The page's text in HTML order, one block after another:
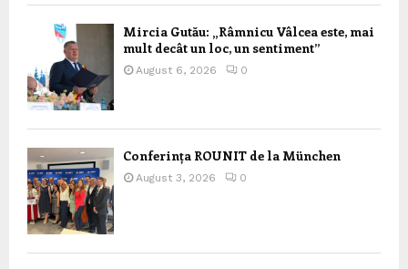
Mircia Gutău: „Râmnicu Vâlcea este, mai
mult decât un loc, un sentiment”
August 6, 2026 0
Conferința ROUNIT de la München
August 3, 2026 0